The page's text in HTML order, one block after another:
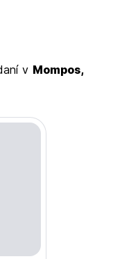
v Mompos,